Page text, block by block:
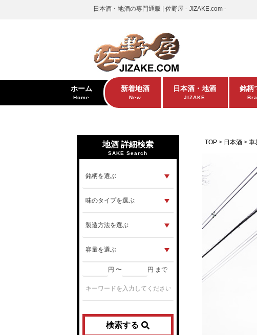
日本酒・地酒の専門通販 | 佐野屋 - JIZAKE.com -
ホーム
Home
新着地酒
New
日本酒・地酒
JIZAKE
銘柄
地酒 詳細検索
SAKE Search
円 〜 円 まで
検索する
TOP 日本酒 車